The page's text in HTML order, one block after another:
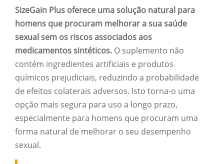
SizeGain Plus oferece uma solução natural para
homens que procuram melhorar a sua saúde
sexual sem os riscos associados aos
medicamentos sintéticos. O suplemento não
contém ingredientes artificiais e produtos
químicos prejudiciais, reduzindo a probabilidade
de efeitos colaterais adversos. Isto torna-o uma
opção mais segura para uso a longo prazo,
especialmente para homens que procuram uma
forma natural de melhorar o seu desempenho
sexual.